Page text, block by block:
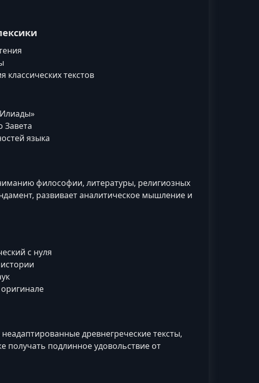
текстов
Завета
языка
философии, литературы, религиозных
развивает аналитическое мышление и
с нуля
древнегреческие тексты,
получать подлинное удовольствие от